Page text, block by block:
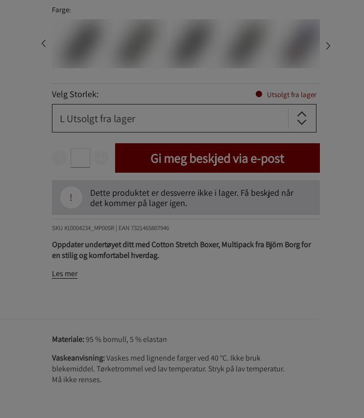
Farge:
Velg Storlek: Utsolgt fra lager
L Utsolgt fra lager
Gi meg beskjed via e-post
!
Dette produktet er dessverre ikke i lager. Få beskjed når
det kommer på lager igen.
SKU #10004234_MP005R | EAN 7321465807946
Oppdater undertøyet ditt med Cotton Stretch Boxer, Multipack fra Björn Borg for
en stilig og komfortabel hverdag.
Les mer
Materiale:95 % bomull, 5 % elastan
Vaskeanvisning:Vaskes med lignende farger ved 40 °C. Ikke bruk
blekemiddel. Tørketrommel ved lav temperatur. Stryk på lav temperatur.
Må ikke renses.